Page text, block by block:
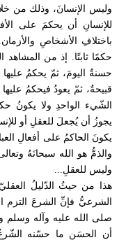
وليس الإنسانَ، وذلك من
للإنسانِ أن يحكمَ على
باختلافِ الأشخاصِ
حكمًا ثابتًا. إذ من
حسنةٌ اليومَ، ثمّ يحكمُ
قبيحةٌ، ثمّ يعودُ فيحكمُ
الشّيء الواحدِ ولا يكونُ
يجوزُ أن يُجعلَ للعقلِ أو
يكونَ الحاكمُ على أفعالِ
والذمُّ هو الله سبحانَهُ
وليس للعقلِ...
هذا من حيثُ الدّليلُ
الشرعيُّ فإنِّ الشرعَ التزم
صلى الله عليه وآله وسلم
أن الحسَن ما حسّنه